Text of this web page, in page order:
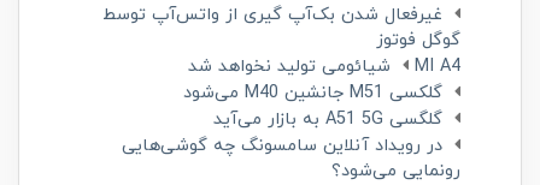
غیرفعال شدن بک‌آپ گیری از واتس‌آپ توسط
گوگل فوتوز
MI A4 شیائومی تولید نخواهد شد
گلکسی M51 جانشین M40 می‌شود
گلگسی A51 5G به بازار می‌آید
در رویداد آنلاین سامسونگ چه گوشی‌هایی
رونمایی می‌شود؟